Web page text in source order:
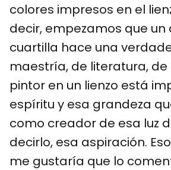
colores impresos en el
decir, empezamos que un
cuartilla hace una
maestría, de literatura, de
pintor en un lienzo está
espíritu y esa grandeza
como creador de esa luz
decirlo, esa aspiración.
me gustaría que lo